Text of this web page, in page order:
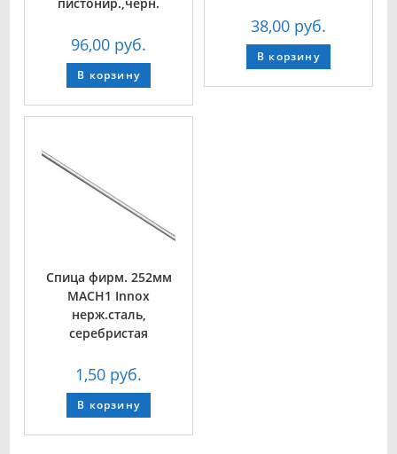
96,00 руб.
В корзину
38,00 руб.
В корзину
Спица фирм. 252мм
MACH1 Innox
нерж.сталь,
серебристая
1,50 руб.
В корзину